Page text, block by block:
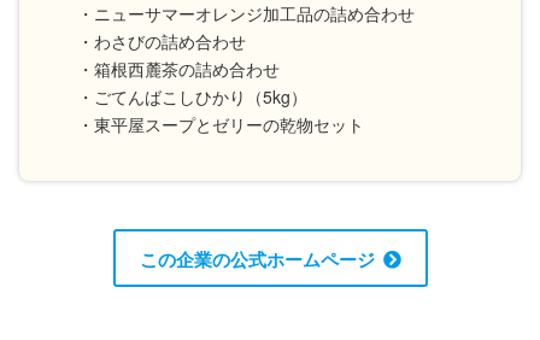
・ニューサマーオレンジ加工品の詰め合わせ
・わさびの詰め合わせ
・箱根西麓茶の詰め合わせ
・ごてんばこしひかり（5kg）
・東平屋スープとゼリーの乾物セット
この企業の公式ホームページ